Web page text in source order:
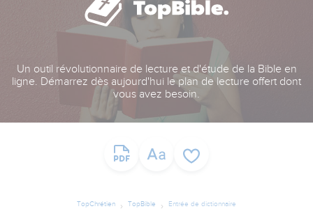
Un outil révolutionnaire de lecture et d'étude de la Bible en
ligne. Démarrez dès aujourd'hui le plan de lecture offert dont
vous avez besoin.
TopChrétien TopBible Entrée de dictionnaire